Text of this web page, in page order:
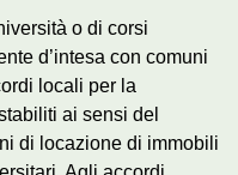
o di corsi
d’intesa con comuni
locali per la
ai sensi del
di locazione di immobili